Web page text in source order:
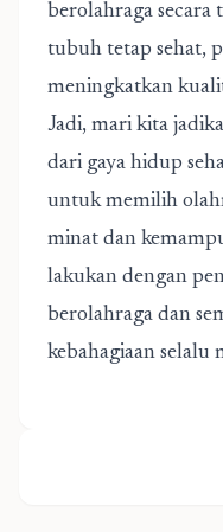
berolahraga secara
tubuh tetap sehat,
meningkatkan
Jadi, mari kita
dari gaya hidup
untuk memilih
minat dan
lakukan dengan
berolahraga dan
kebahagiaan selalu